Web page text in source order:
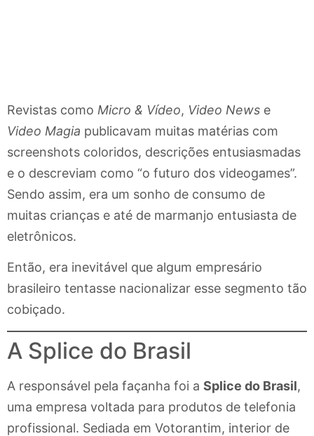
Revistas como Micro & Vídeo, Video News e
Video Magia publicavam muitas matérias com
screenshots coloridos, descrições entusiasmadas
e o descreviam como “o futuro dos videogames”.
Sendo assim, era um sonho de consumo de
muitas crianças e até de marmanjo entusiasta de
eletrônicos.
Então, era inevitável que algum empresário
brasileiro tentasse nacionalizar esse segmento tão
cobiçado.
A Splice do Brasil
A responsável pela façanha foi a Splice do Brasil,
uma empresa voltada para produtos de telefonia
profissional. Sediada em Votorantim, interior de